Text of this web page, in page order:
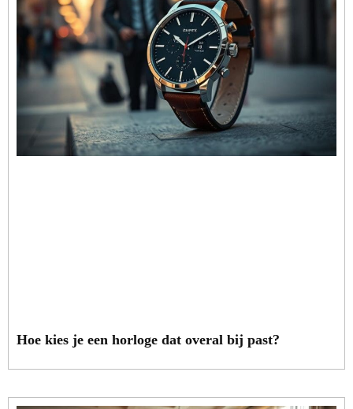
Hoe kies je een horloge dat overal bij past?